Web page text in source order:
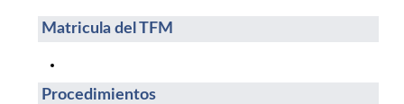
Matricula del TFM
Procedimientos